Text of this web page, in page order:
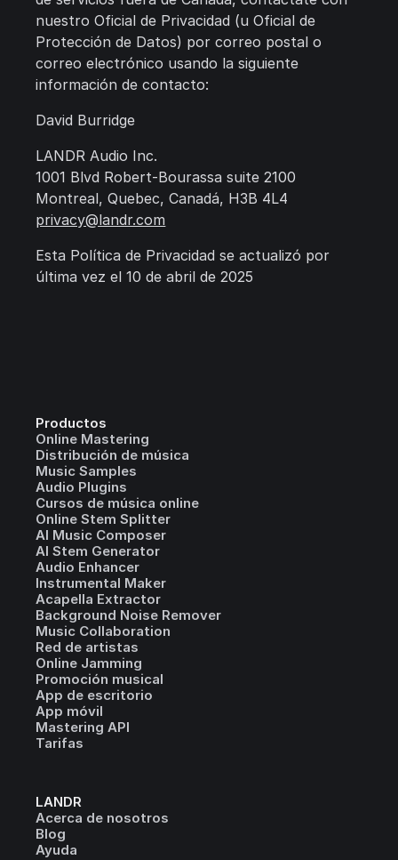
nuestro Oficial de Privacidad (u Oficial de
Protección de Datos) por correo postal o
correo electrónico usando la siguiente
información de contacto:
David Burridge
LANDR Audio Inc.
1001 Blvd Robert-Bourassa suite 2100
Montreal, Quebec, Canadá, H3B 4L4
privacy@landr.com
Esta Política de Privacidad se actualizó por
última vez el 10 de abril de 2025
Productos
Online Mastering
Distribución de música
Music Samples
Audio Plugins
Cursos de música online
Online Stem Splitter
AI Music Composer
AI Stem Generator
Audio Enhancer
Instrumental Maker
Acapella Extractor
Background Noise Remover
Music Collaboration
Red de artistas
Online Jamming
Promoción musical
App de escritorio
App móvil
Mastering API
Tarifas
LANDR
Acerca de nosotros
Blog
Ayuda